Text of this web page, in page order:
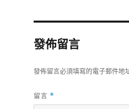
發佈留言
發佈留言必須填寫的電子郵件地
留言 *